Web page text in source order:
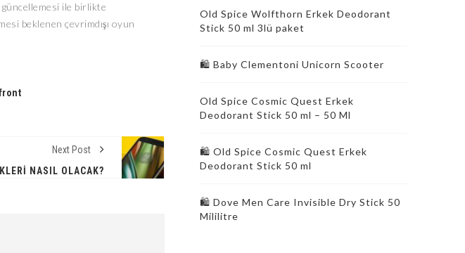
güncellemesi ile birlikte
beklenen çevrimdışı oyun
Next Post
NASIL OLACAK?
Old Spice Wolfthorn Erkek Deodorant
Stick 50 ml 3lü paket
🛍 Baby Clementoni Unicorn Scooter
Old Spice Cosmic Quest Erkek
Deodorant Stick 50 ml – 50 Ml
🛍️ Old Spice Cosmic Quest Erkek
Deodorant Stick 50 ml
🛍️ Dove Men Care Invisible Dry Stick 50
Mililitre